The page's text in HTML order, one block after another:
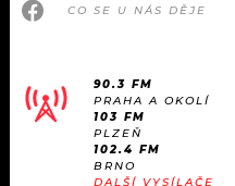
CO SE U NÁS DĚJE
90.3 FM
PRAHA A OKOLÍ
103 FM
PLZEŇ
102.4 FM
BRNO
DALŠÍ VYSÍLAČE